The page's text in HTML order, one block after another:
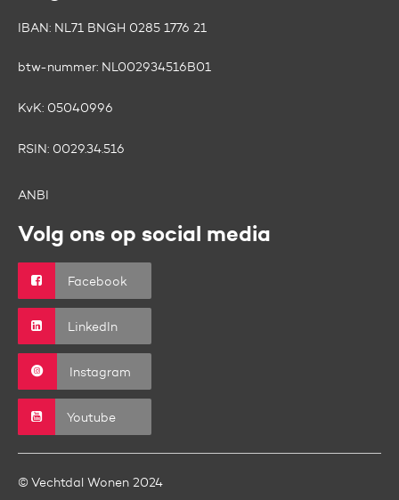
IBAN: NL71 BNGH 0285 1776 21
btw-nummer: NL002934516B01
KvK: 05040996
RSIN: 0029.34.516
ANBI
Volg ons op social media
Facebook
LinkedIn
Instagram
Youtube
© Vechtdal Wonen 2024